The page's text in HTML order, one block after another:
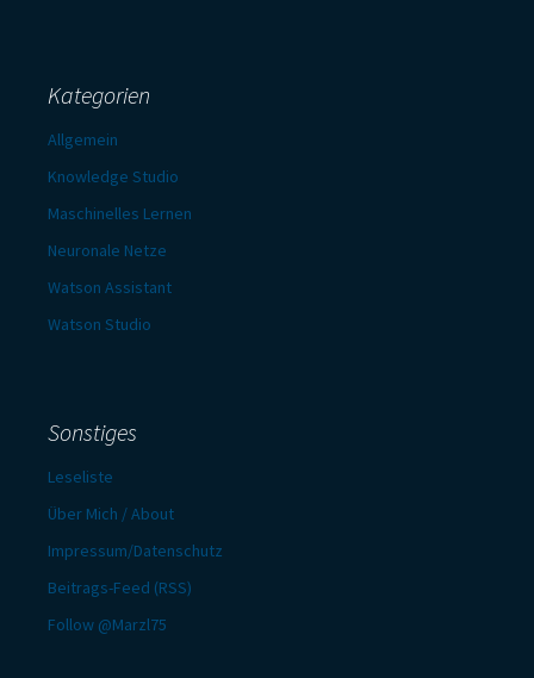
Kategorien
Allgemein
Knowledge Studio
Maschinelles Lernen
Neuronale Netze
Watson Assistant
Watson Studio
Sonstiges
Leseliste
Über Mich / About
Impressum/Datenschutz
Beitrags-Feed (RSS)
Follow @Marzl75